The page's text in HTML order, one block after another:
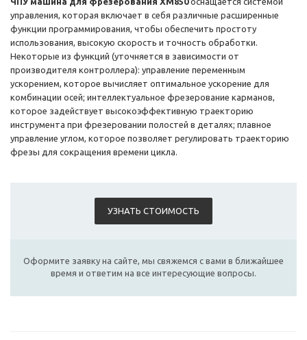
управления, которая включает в себя различные расширенные
функции программирования, чтобы обеспечить простоту
использования, высокую скорость и точность обработки.
Некоторые из функций (уточняется в зависимости от
производителя контроллера): управление переменным
ускорением, которое вычисляет оптимальное ускорение для
комбинации осей; интеллектуальное фрезерование карманов,
которое задействует высокоэффективную траекторию
инструмента при фрезеровании полостей в деталях; плавное
управление углом, которое позволяет регулировать траекторию
фрезы для сокращения времени цикла.
УЗНАТЬ СТОИМОСТЬ
Оформите заявку на сайте, мы свяжемся с вами в ближайшее
время и ответим на все интересующие вопросы.